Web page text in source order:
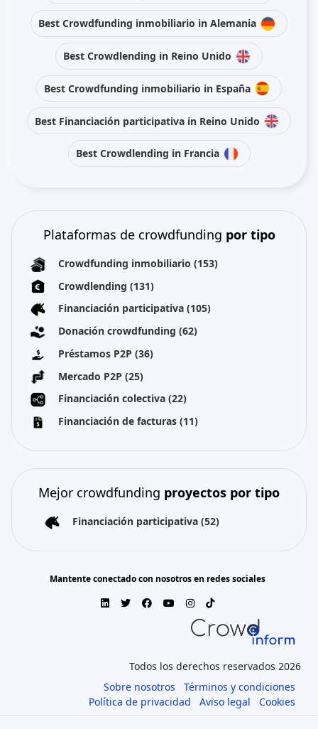
Best Crowdfunding inmobiliario in Alemania
Best Crowdlending in Reino Unido
Best Crowdfunding inmobiliario in España
Best Financiación participativa in Reino Unido
Best Crowdlending in Francia
Plataformas de crowdfunding por tipo
Crowdfunding inmobiliario (153)
Crowdlending (131)
Financiación participativa (105)
Donación crowdfunding (62)
Préstamos P2P (36)
Mercado P2P (25)
Financiación colectiva (22)
Financiación de facturas (11)
Mejor crowdfunding proyectos por tipo
Financiación participativa (52)
Mantente conectado con nosotros en redes sociales
Todos los derechos reservados 2026
Sobre nosotros
Términos y condiciones
Política de privacidad
Aviso legal Cookies